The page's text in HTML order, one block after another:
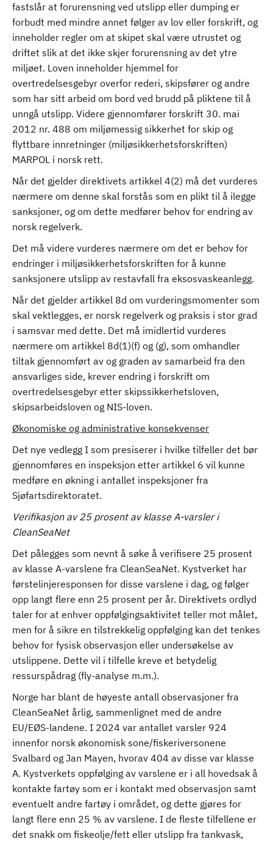
fastslår at forurensning ved utslipp eller dumping er
forbudt med mindre annet følger av lov eller forskrift, og
inneholder regler om at skipet skal være utrustet og
driftet slik at det ikke skjer forurensning av det ytre
miljøet. Loven inneholder hjemmel for
overtredelsesgebyr overfor rederi, skipsfører og andre
som har sitt arbeid om bord ved brudd på pliktene til å
unngå utslipp. Videre gjennomfører forskrift 30. mai
2012 nr. 488 om miljømessig sikkerhet for skip og
flyttbare innretninger (miljøsikkerhetsforskriften)
MARPOL i norsk rett.
Når det gjelder direktivets artikkel 4(2) må det vurderes
nærmere om denne skal forstås som en plikt til å ilegge
sanksjoner, og om dette medfører behov for endring av
norsk regelverk.
Det må videre vurderes nærmere om det er behov for
endringer i miljøsikkerhetsforskriften for å kunne
sanksjonere utslipp av restavfall fra eksosvaskeanlegg.
Når det gjelder artikkel 8d om vurderingsmomenter som
skal vektlegges, er norsk regelverk og praksis i stor grad
i samsvar med dette. Det må imidlertid vurderes
nærmere om artikkel 8d(1)(f) og (g), som omhandler
tiltak gjennomført av og graden av samarbeid fra den
ansvarliges side, krever endring i forskrift om
overtredelsesgebyr etter skipssikkerhetsloven,
skipsarbeidsloven og NIS-loven.
Økonomiske og administrative konsekvenser
Det nye vedlegg I som presiserer i hvilke tilfeller det bør
gjennomføres en inspeksjon etter artikkel 6 vil kunne
medføre en økning i antallet inspeksjoner fra
Sjøfartsdirektoratet.
Verifikasjon av 25 prosent av klasse A-varsler i
CleanSeaNet
Det pålegges som nevnt å søke å verifisere 25 prosent
av klasse A-varslene fra CleanSeaNet. Kystverket har
førstelinjeresponsen for disse varslene i dag, og følger
opp langt flere enn 25 prosent per år. Direktivets ordlyd
taler for at enhver oppfølgingsaktivitet teller mot målet,
men for å sikre en tilstrekkelig oppfølging kan det tenkes
behov for fysisk observasjon eller undersøkelse av
utslippene. Dette vil i tilfelle kreve et betydelig
ressurspådrag (fly-analyse m.m.).
Norge har blant de høyeste antall observasjoner fra
CleanSeaNet årlig, sammenlignet med de andre
EU/EØS-landene. I 2024 var antallet varsler 924
innenfor norsk økonomisk sone/fiskeriversonene
Svalbard og Jan Mayen, hvorav 404 av disse var klasse
A. Kystverkets oppfølging av varslene er i all hovedsak å
kontakte fartøy som er i kontakt med observasjon samt
eventuelt andre fartøy i området, og dette gjøres for
langt flere enn 25 % av varslene. I de fleste tilfellene er
det snakk om fiskeolje/fett eller utslipp fra tankvask,